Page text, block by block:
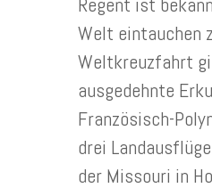
Welt eintauchen
Weltkreuzfahrt
ausgedehnte
Französisch-
drei
der Missouri in